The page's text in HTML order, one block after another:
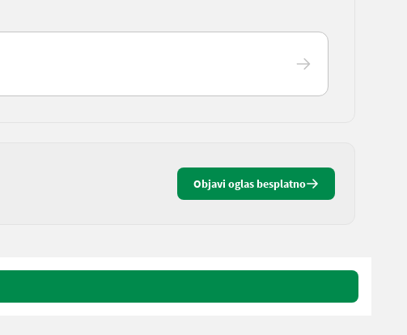
Objavi oglas besplatno